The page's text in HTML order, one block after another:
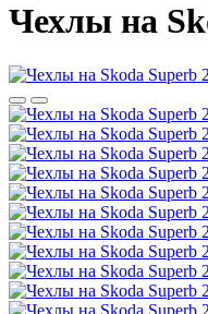
Чехлы на